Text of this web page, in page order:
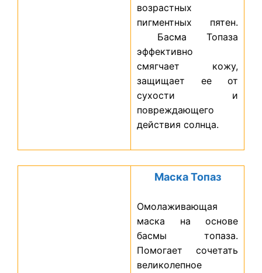
возрастных
пигментных пятен.
Басма Топаза
эффективно
смягчает кожу,
защищает ее от
сухости и
повреждающего
действия солнца.
Маска Топаз
Омолаживающая
маска на основе
басмы топаза.
Помогает сочетать
великолепное